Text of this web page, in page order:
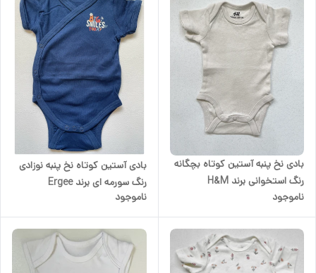
بادی نخ پنبه آستین کوتاه بچگانه
رنگ استخوانی برند H&M
ناموجود
بادی آستین کوتاه نخ پنبه نوزادی
رنگ سورمه ای برند Ergee
ناموجود